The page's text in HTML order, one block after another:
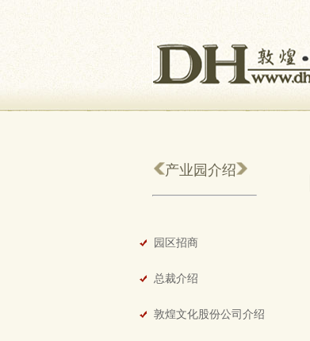
产业园介绍
园区招商
总裁介绍
敦煌文化股份公司介绍